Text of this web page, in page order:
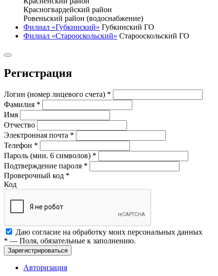
Красногвардейский район
Ровеньский район (водоснабжение)
Филиал «Губкинский» Губкинский ГО
Филиал «Старооскольский» Старооскольский ГО
Регистрация
Логин (номер лицевого счета) *
Фамилия *
Имя
Отчество
Электронная почта *
Телефон *
Пароль (мин. 6 символов) *
Подтверждение пароля *
Проверочный код *
Код
Даю согласие на обработку моих персональных данных
* — Поля, обязательные к заполнению.
Зарегистрироваться
Авторизация